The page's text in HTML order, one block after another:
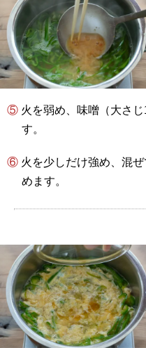
⑤ 火を弱め、味噌（大さじ1と1/4程度）を溶かし入れま
す。
⑥ 火を少しだけ強め、混ぜておいた溶き卵を回し入れて固
めます。